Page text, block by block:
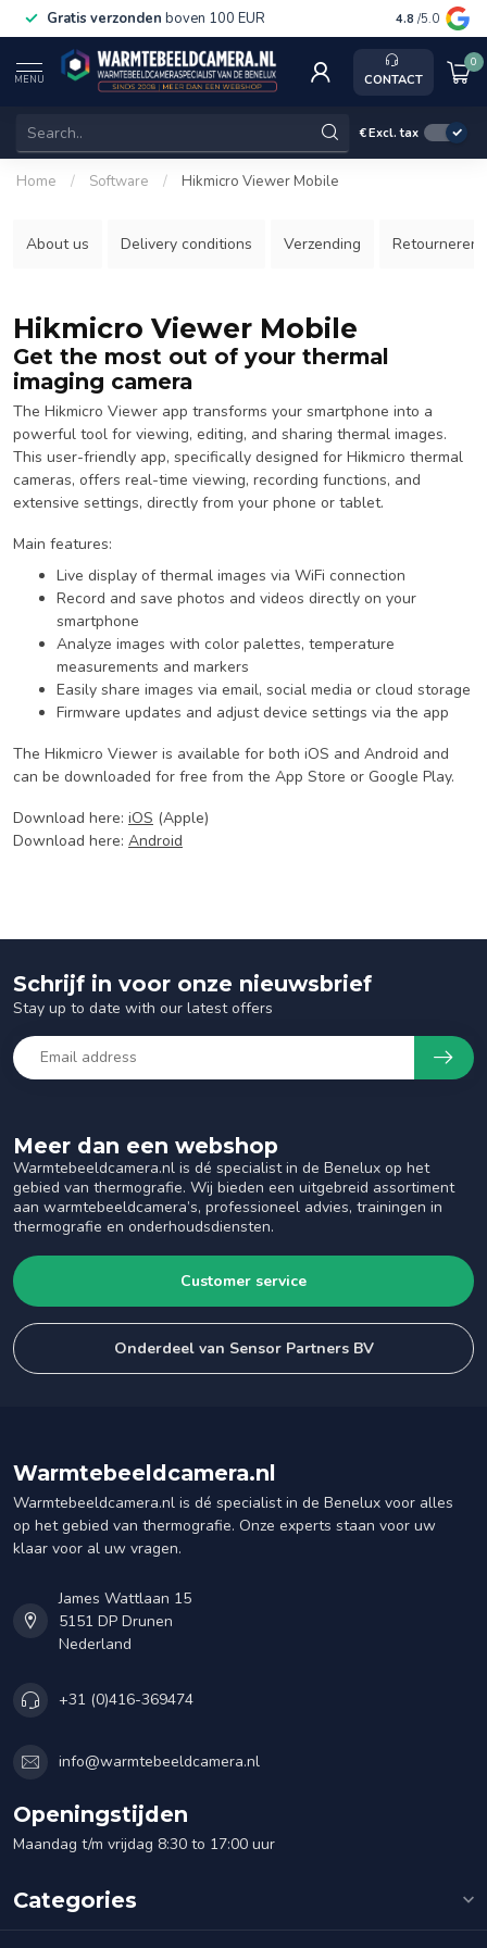
Gratis verzonden boven 100 EUR Service,
4.8 /5.0
MENU CONTACT
0
€Excl. tax
Home / Software / Hikmicro Viewer Mobile
About us Delivery conditions Verzending Retourneren
Hikmicro Viewer Mobile
Get the most out of your thermal
imaging camera
The Hikmicro Viewer app transforms your smartphone into a
powerful tool for viewing, editing, and sharing thermal images.
This user-friendly app, specifically designed for Hikmicro thermal
cameras, offers real-time viewing, recording functions, and
extensive settings, directly from your phone or tablet.
Main features:
Live display of thermal images via WiFi connection
Record and save photos and videos directly on your
smartphone
Analyze images with color palettes, temperature
measurements and markers
Easily share images via email, social media or cloud storage
Firmware updates and adjust device settings via the app
The Hikmicro Viewer is available for both iOS and Android and
can be downloaded for free from the App Store or Google Play.
Download here: iOS (Apple)
Download here: Android
Meer dan een webshop
Warmtebeeldcamera.nl is dé specialist in de Benelux op het
gebied van thermografie. Wij bieden een uitgebreid assortiment
aan warmtebeeldcamera’s, professioneel advies, trainingen in
thermografie en onderhoudsdiensten.
Customer service
Onderdeel van Sensor Partners BV
Schrijf in voor onze nieuwsbrief
Stay up to date with our latest offers
Warmtebeeldcamera.nl
Warmtebeeldcamera.nl is dé specialist in de Benelux voor alles
op het gebied van thermografie. Onze experts staan voor uw
klaar voor al uw vragen.
James Wattlaan 15
5151 DP Drunen
Nederland
+31 (0)416-369474
info@warmtebeeldcamera.nl
Openingstijden
Maandag t/m vrijdag 8:30 to 17:00 uur
Categories